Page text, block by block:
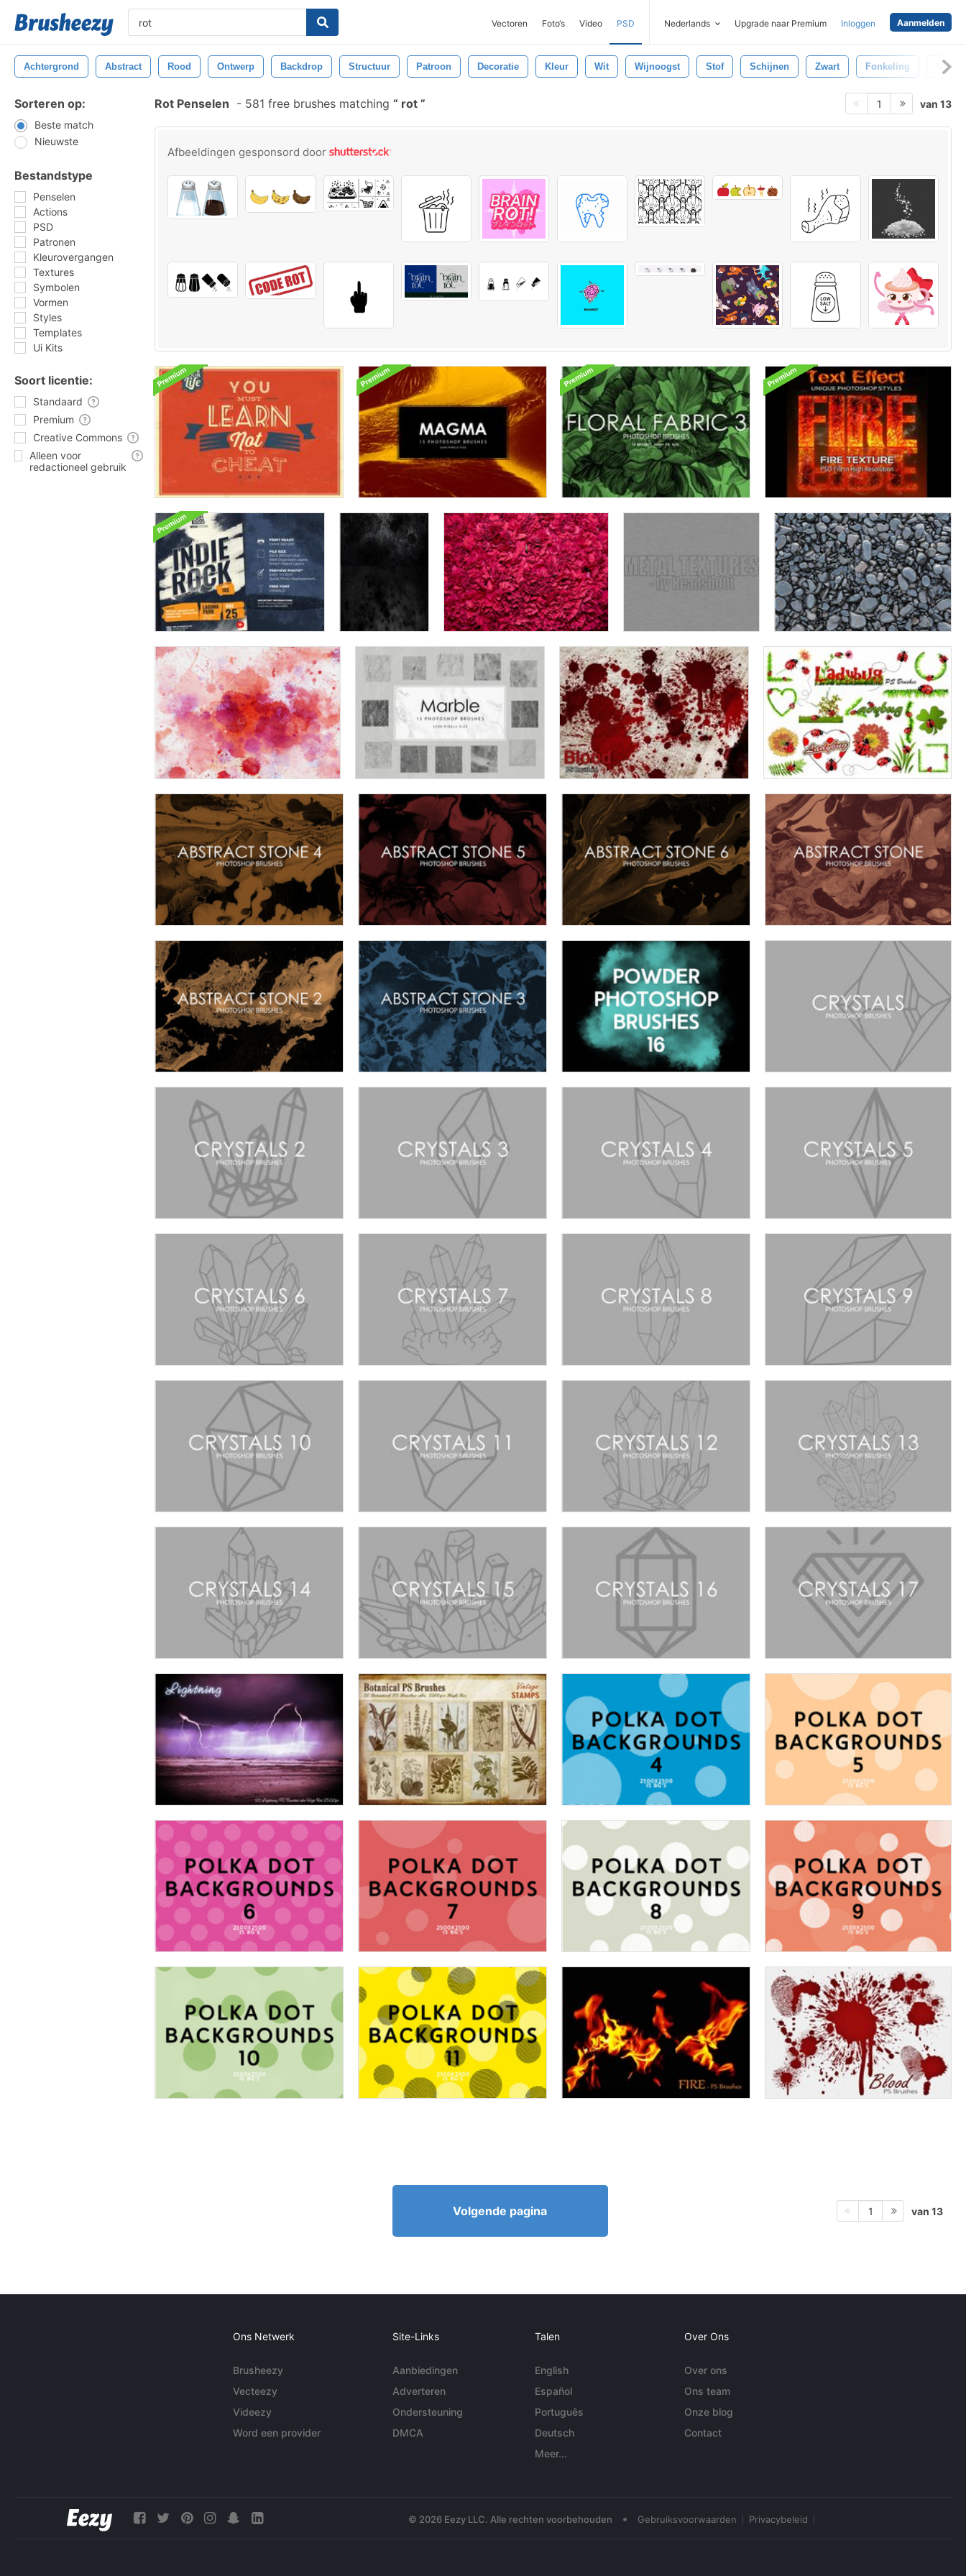
Vectoren Foto‘s Video PSD Nederlands Upgrade naar Premium Inloggen Aanmelden
Achtergrond Abstract Rood Ontwerp Backdrop Structuur Patroon Decoratie Kleur Wit Wijnoogst Stof Schijnen Zwart Fonkeling Gloed
Sorteren op:
Beste match
Nieuwste
Bestandstype
Penselen
Actions
PSD
Patronen
Kleurovergangen
Textures
Symbolen
Vormen
Styles
Templates
Ui Kits
Soort licentie:
Standaard
Premium
Creative Commons
Alleen voor
redactioneel gebruik
Rot Penselen - 581 free brushes matching rot 1 van 13
Afbeeldingen gesponsord door
Volgende pagina 1 van 13
Ons Netwerk
Brusheezy
Vecteezy
Videezy
Word een provider
Site-Links
Aanbiedingen
Adverteren
Ondersteuning
DMCA
Talen
English
Español
Português
Deutsch
Meer...
Over Ons
Over ons
Ons team
Onze blog
Contact
© 2026 Eezy LLC. Alle rechten voorbehouden • Gebruiksvoorwaarden Privacybeleid